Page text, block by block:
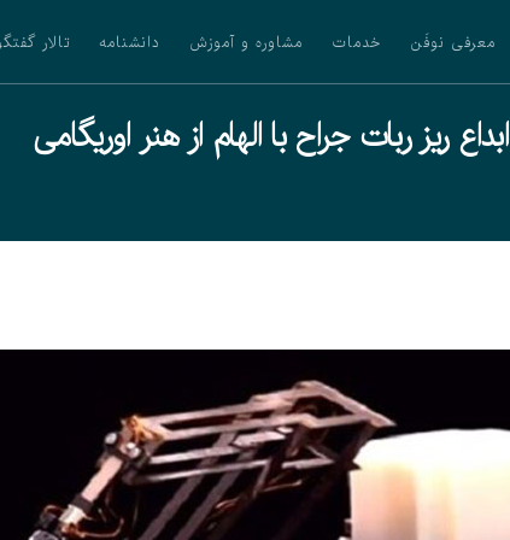
معرفی نوفَن خدمات مشاوره و آموزش دانشنامه تالار
ابداع ریز ربات جراح با الهام از هنر اوریگامی